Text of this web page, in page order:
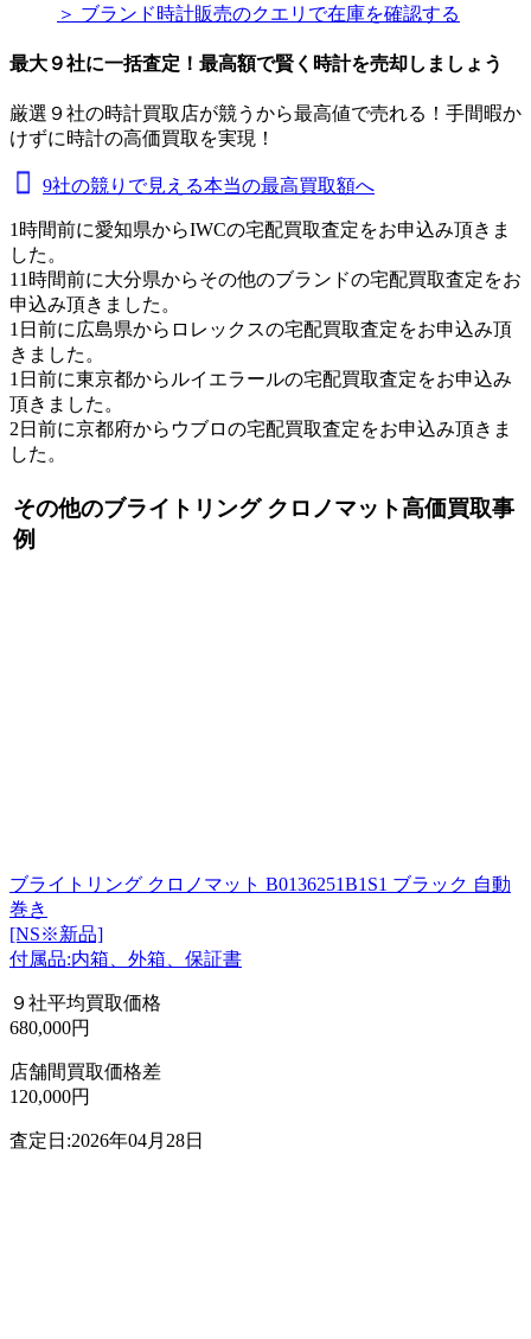
＞ ブランド時計販売のクエリで在庫を確認する
最大９社に一括査定！ 最高額で賢く時計を売却しましょう
厳選９社の時計買取店が競うから最高値で売れる！手間暇か
けずに時計の高価買取を実現！
9社の競りで見える本当の最高買取額へ
1時間前に愛知県からIWCの宅配買取査定をお申込み頂きま
した。
11時間前に大分県からその他のブランドの宅配買取査定をお
申込み頂きました。
1日前に広島県からロレックスの宅配買取査定をお申込み頂
きました。
1日前に東京都からルイエラールの宅配買取査定をお申込み
頂きました。
2日前に京都府からウブロの宅配買取査定をお申込み頂きま
した。
その他のブライトリング クロノマット高価買取事
例
ブライトリング クロノマット B0136251B1S1 ブラック 自動
巻き
[NS※新品]
付属品:内箱、外箱、保証書
９社平均買取価格
680,000円
店舗間買取価格差
120,000円
査定日:2026年04月28日